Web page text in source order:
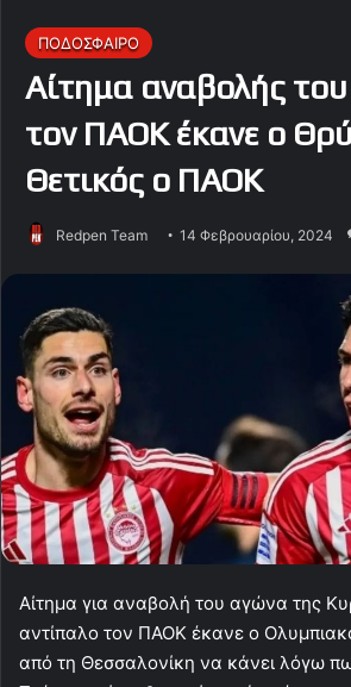
ΠΟΔΟΣΦΑΙΡΟ
Αίτημα αναβολής
τον ΠΑΟΚ έκανε ο
Θετικός ο ΠΑΟΚ
Redpen Team 14 Φεβρουαρίου, 2024
Αίτημα για αναβολή του αγώνα της
αντίπαλο τον ΠΑΟΚ έκανε ο
από τη Θεσσαλονίκη να κάνει λόγω